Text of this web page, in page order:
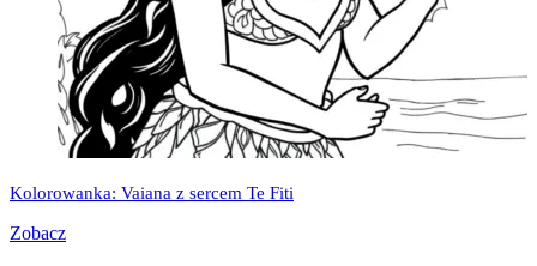
Kolorowanka: Vaiana z sercem Te Fiti
Zobacz